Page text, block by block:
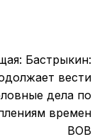
Бастрыкин:
вести
дела по
времен
ВОВ